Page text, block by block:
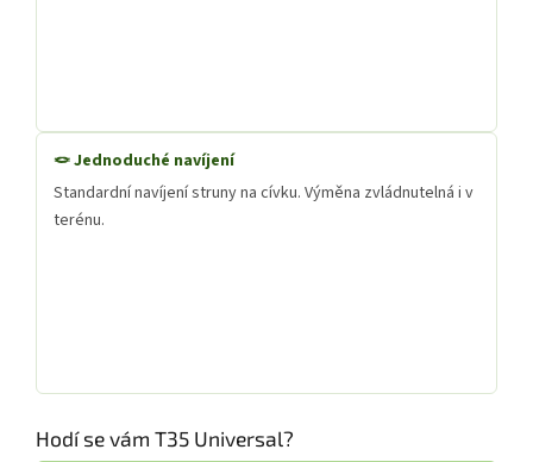
🪢 Jednoduché navíjení
Standardní navíjení struny na cívku. Výměna zvládnutelná i v
terénu.
Hodí se vám T35 Universal?